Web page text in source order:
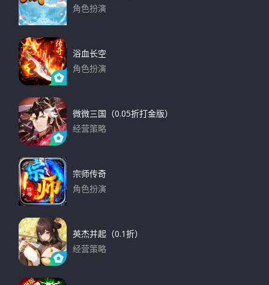
角色扮演
浴血长空
角色扮演
微微三国（0.05折打金版）
经营策略
宗师传奇
角色扮演
英杰并起（0.1折）
经营策略